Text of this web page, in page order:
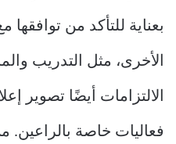
بعناية للتأكد من توافقها
الأخرى، مثل التدريب
الالتزامات أيضًا تصوير
فعاليات خاصة